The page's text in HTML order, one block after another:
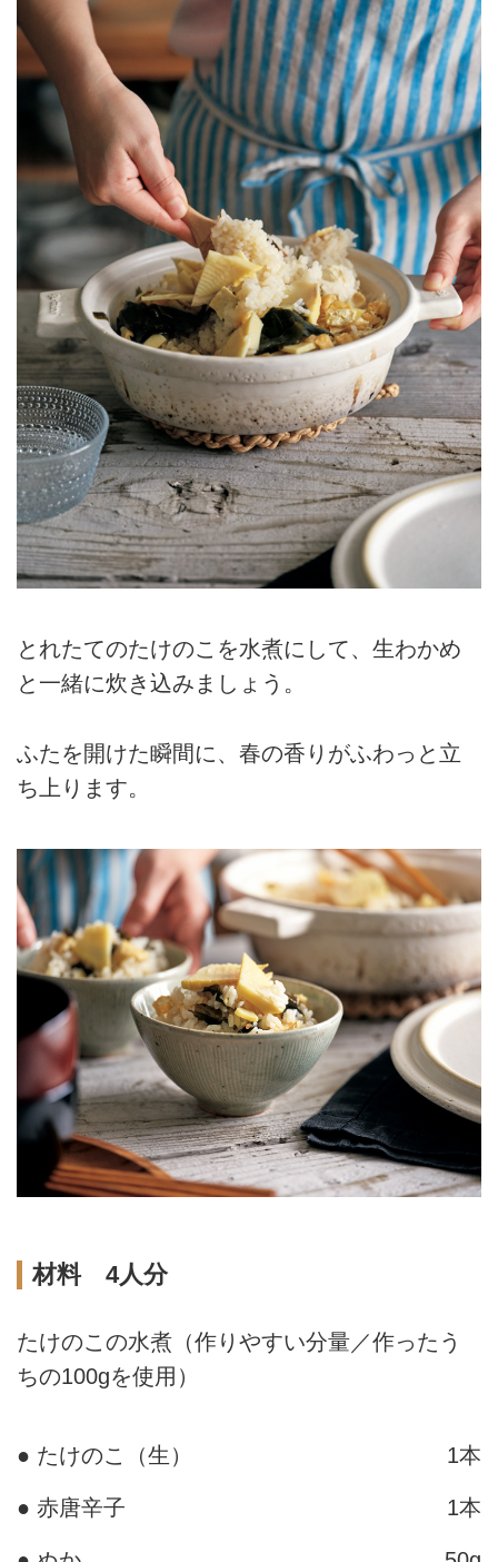
とれたてのたけのこを水煮にして、生わかめ
と一緒に炊き込みましょう。
ふたを開けた瞬間に、春の香りがふわっと立
ち上ります。
材料 4人分
たけのこの水煮（作りやすい分量／作ったう
ちの100gを使用）
● たけのこ（生） 1本
● 赤唐辛子 1本